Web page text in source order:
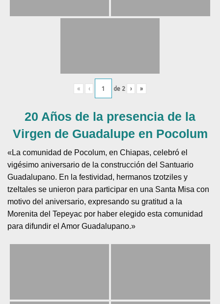
« ‹ de 2 › »
20 Años de la presencia de la
Virgen de Guadalupe en Pocolum
«La comunidad de Pocolum, en Chiapas, celebró el
vigésimo aniversario de la construcción del Santuario
Guadalupano. En la festividad, hermanos tzotziles y
tzeltales se unieron para participar en una Santa Misa con
motivo del aniversario, expresando su gratitud a la
Morenita del Tepeyac por haber elegido esta comunidad
para difundir el Amor Guadalupano.»